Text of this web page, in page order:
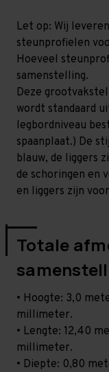
niveaus
GALVA
niveaus
GALVA
Let op: Wij
steunprofielen
Hoeveel
samenstelling.
Deze
wordt standaard
legbordniveau
spaanplaat.) De
blauw, de liggers
de schoringen en
en liggers zijn
Totale
• Hoogte: 3,0
millimeter.
• Lengte: 12,40
millimeter.
• Diepte: 0,80